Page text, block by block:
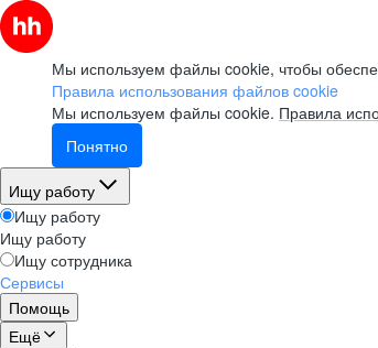
Мы используем файлы cookie, чтобы
Правила использования файлов cookie
Мы используем файлы cookie. Правила
Понятно
Ищу работу
Ищу работу
Ищу работу
Ищу сотрудника
Сервисы
Помощь
Ещё